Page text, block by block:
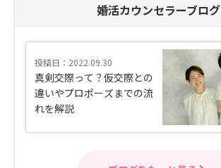
婚活カウンセラーブログ
投稿日：2022.09.30
真剣交際って？仮交際との
違いやプロポーズまでの流
れを解説